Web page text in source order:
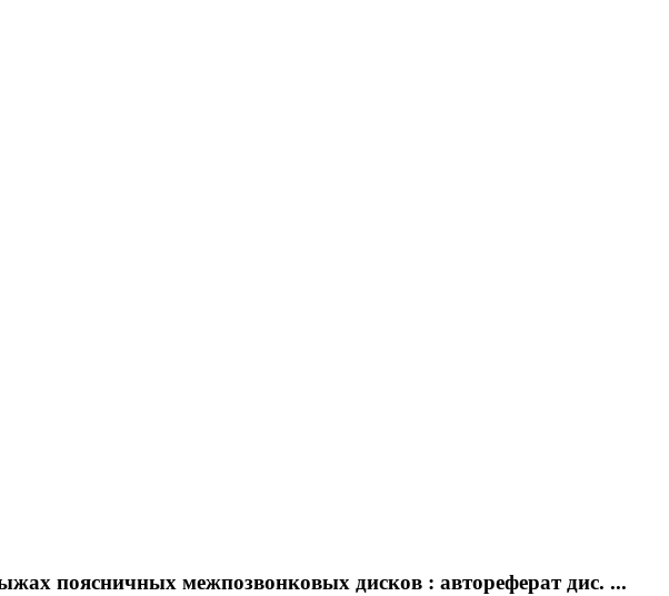
поясничных межпозвонковых дисков : автореферат дис. ...